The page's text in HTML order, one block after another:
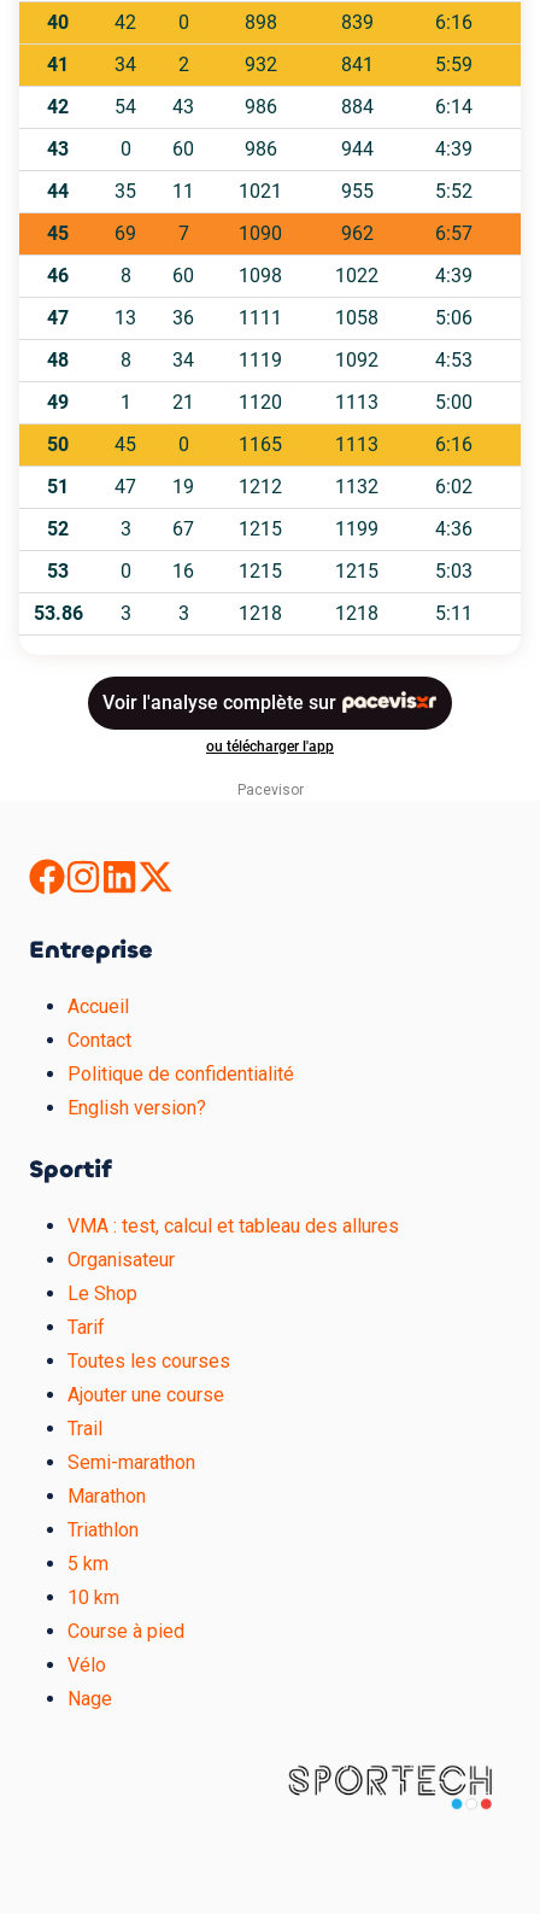
Pacevisor
Entreprise
Accueil
Contact
Politique de confidentialité
English version?
Sportif
VMA : test, calcul et tableau des allures
Organisateur
Le Shop
Tarif
Toutes les courses
Ajouter une course
Trail
Semi-marathon
Marathon
Triathlon
5 km
10 km
Course à pied
Vélo
Nage